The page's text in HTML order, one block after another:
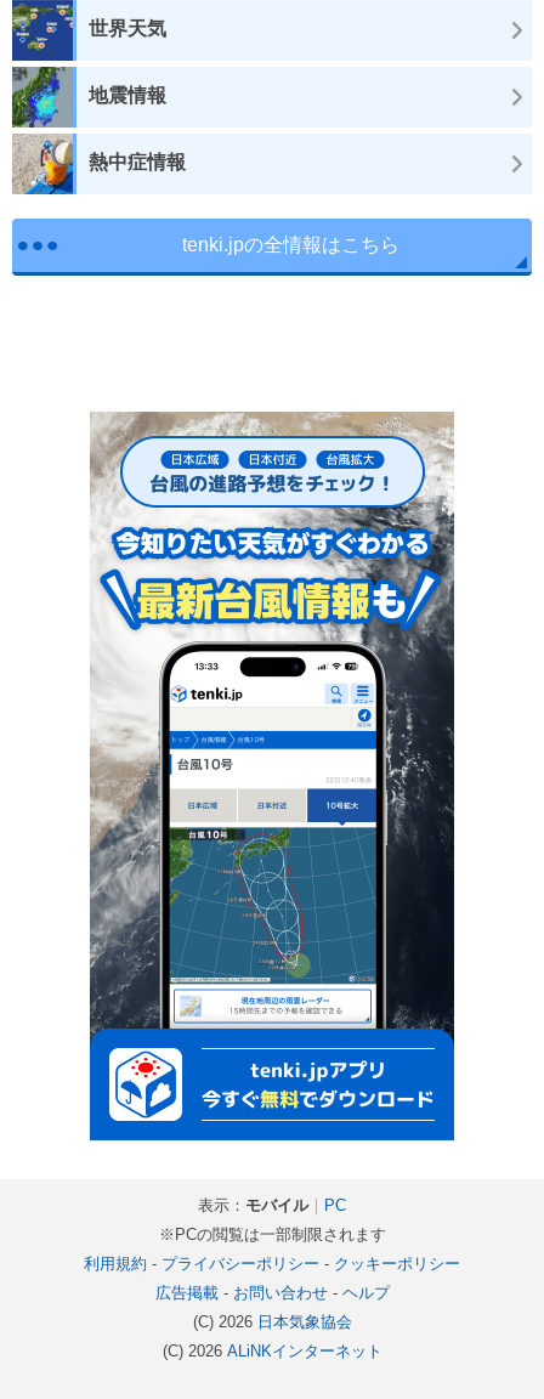
世界天気
地震情報
熱中症情報
tenki.jpの全情報はこちら
表示： モバイル｜ PC
※PCの閲覧は一部制限されます
利用規約 - プライバシーポリシー - クッキーポリシー
広告掲載- お問い合わせ- ヘルプ
(C) 2026 日本気象協会
(C) 2026 ALiNKインターネット